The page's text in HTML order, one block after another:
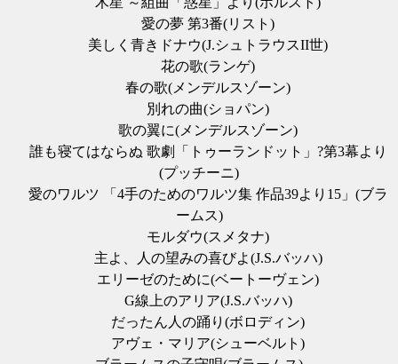
愛の夢 第3番(リスト)
美しく青きドナウ(J.シュトラウスII世)
花の歌(ランゲ)
春の歌(メンデルスゾーン)
別れの曲(ショパン)
歌の翼に(メンデルスゾーン)
誰も寝てはならぬ 歌劇「トゥーランドット」?第3幕より
(プッチーニ)
愛のワルツ 「4手のためのワルツ集 作品39より15」(ブラ
ームス)
モルダウ(スメタナ)
主よ、人の望みの喜びよ(J.S.バッハ)
エリーゼのために(ベートーヴェン)
G線上のアリア(J.S.バッハ)
だったん人の踊り(ボロディン)
アヴェ・マリア(シューベルト)